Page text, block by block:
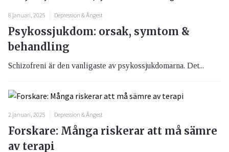
8 januari, 2025 Depression & Ångest
Psykossjukdom: orsak, symtom &
behandling
Schizofreni är den vanligaste av psykossjukdomarna. Det...
2 januari, 2025 Depression & Ångest
Forskare: Många riskerar att må sämre
av terapi